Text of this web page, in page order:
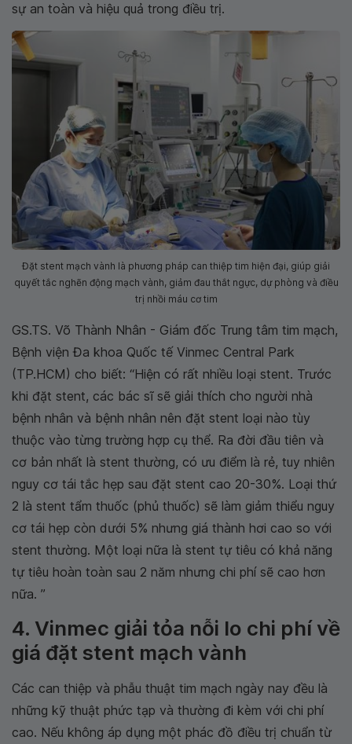
sự an toàn và hiệu quả trong điều trị.
Đặt stent mạch vành là phương pháp can thiệp tim hiện đại, giúp giải
quyết tắc nghẽn động mạch vành, giảm đau thắt ngực, dự phòng và điều
trị nhồi máu cơ tim
GS.TS. Võ Thành Nhân - Giám đốc Trung tâm tim mạch,
Bệnh viện Đa khoa Quốc tế Vinmec Central Park
(TP.HCM) cho biết: “Hiện có rất nhiều loại stent. Trước
khi đặt stent, các bác sĩ sẽ giải thích cho người nhà
bệnh nhân và bệnh nhân nên đặt stent loại nào tùy
thuộc vào từng trường hợp cụ thể. Ra đời đầu tiên và
cơ bản nhất là stent thường, có ưu điểm là rẻ, tuy nhiên
nguy cơ tái tắc hẹp sau đặt stent cao 20-30%. Loại thứ
2 là stent tẩm thuốc (phủ thuốc) sẽ làm giảm thiểu nguy
cơ tái hẹp còn dưới 5% nhưng giá thành hơi cao so với
stent thường. Một loại nữa là stent tự tiêu có khả năng
tự tiêu hoàn toàn sau 2 năm nhưng chi phí sẽ cao hơn
nữa. ’’
4. Vinmec giải tỏa nỗi lo chi phí về
giá đặt stent mạch vành
Các can thiệp và phẫu thuật tim mạch ngày nay đều là
những kỹ thuật phức tạp và thường đi kèm với chi phí
cao. Nếu không áp dụng một phác đồ điều trị chuẩn từ